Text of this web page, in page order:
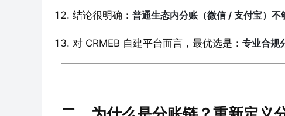
结论很明确： 普通生态内分账（微信 / 支付宝）
对 CRMEB 自建平台而言，最优选是： 专业合规